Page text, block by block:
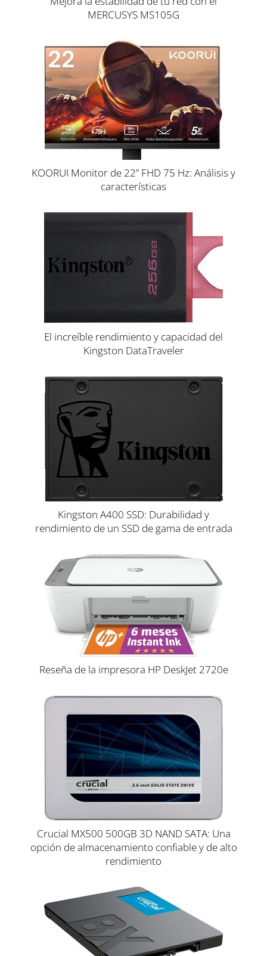
MERCUSYS MS105G
KOORUI Monitor de 22” FHD 75 Hz: Análisis y
características
El increíble rendimiento y capacidad del
Kingston DataTraveler
Kingston A400 SSD: Durabilidad y
rendimiento de un SSD de gama de entrada
Reseña de la impresora HP DeskJet 2720e
Crucial MX500 500GB 3D NAND SATA: Una
opción de almacenamiento confiable y de alto
rendimiento